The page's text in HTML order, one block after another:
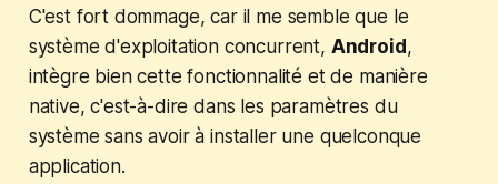
C'est fort dommage, car il me semble que le
système d'exploitation concurrent, Android ,
intègre bien cette fonctionnalité et de manière
native, c'est-à-dire dans les paramètres du
système sans avoir à installer une quelconque
application.